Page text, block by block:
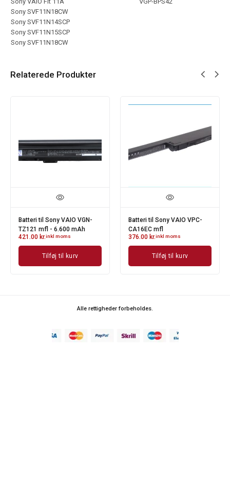
Sony SVF11N18CW
Sony SVF11N14SCP
Sony SVF11N15SCP
Sony SVF11N18CW
Relaterede Produkter
Batteri til Sony VAIO VGN-
TZ121 mfl - 6.600 mAh
421.00 kr.inkl moms
Tilføj til kurv
Batteri til Sony VAIO VPC-
CA16EC mfl
376.00 kr.inkl moms
Tilføj til kurv
Alle rettigheder forbeholdes.